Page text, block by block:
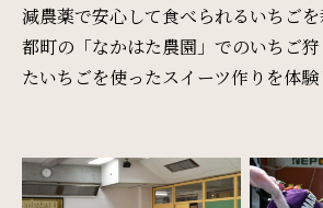
Wedding
ウエディング
アクセス
減農薬で安心して食べられるいちご
都町の「なかはた農園」でのいちご
たいちごを使ったスイーツ作りを体験